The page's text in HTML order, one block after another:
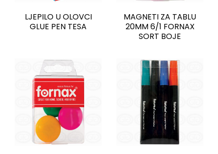
LJEPILO U OLOVCI
GLUE PEN TESA
MAGNETI ZA TABLU
20MM 6/1 FORNAX
SORT BOJE